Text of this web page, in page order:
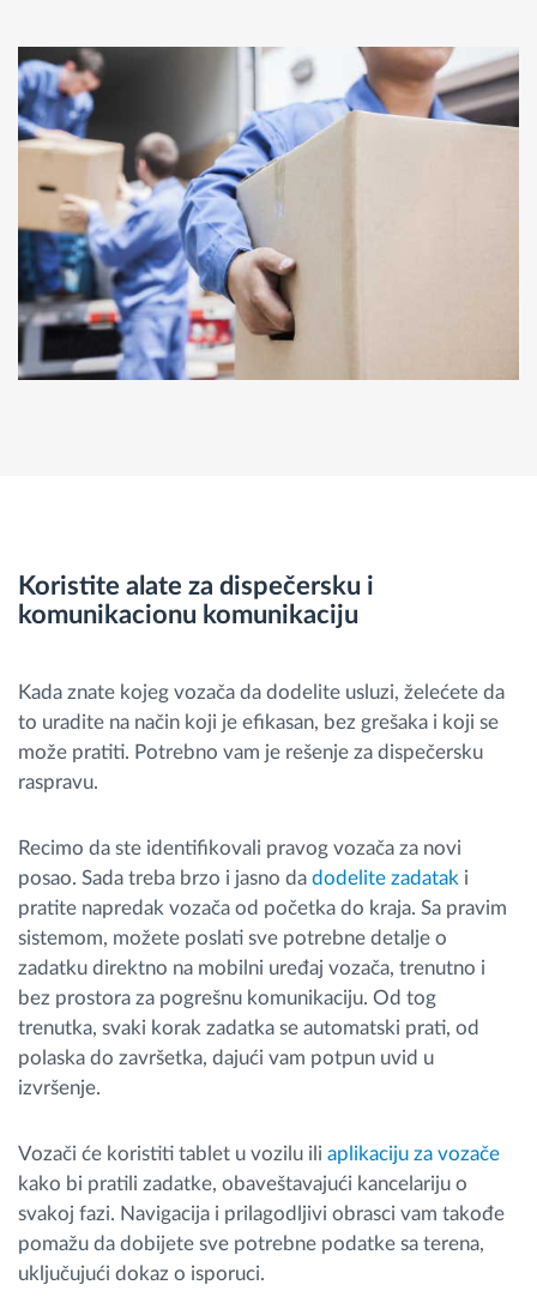
Koristite alate za dispečersku i
komunikacionu komunikaciju
Kada znate kojeg vozača da dodelite usluzi, želećete da
to uradite na način koji je efikasan, bez grešaka i koji se
može pratiti. Potrebno vam je rešenje za dispečersku
raspravu.
Recimo da ste identifikovali pravog vozača za novi
posao. Sada treba brzo i jasno da dodelite zadatak i
pratite napredak vozača od početka do kraja. Sa pravim
sistemom, možete poslati sve potrebne detalje o
zadatku direktno na mobilni uređaj vozača, trenutno i
bez prostora za pogrešnu komunikaciju. Od tog
trenutka, svaki korak zadatka se automatski prati, od
polaska do završetka, dajući vam potpun uvid u
izvršenje.
Vozači će koristiti tablet u vozilu ili aplikaciju za vozače
kako bi pratili zadatke, obaveštavajući kancelariju o
svakoj fazi. Navigacija i prilagodljivi obrasci vam takođe
pomažu da dobijete sve potrebne podatke sa terena,
uključujući dokaz o isporuci.